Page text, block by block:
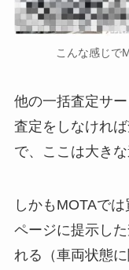
こんな感じで
他の一括査定サ
査定をしなけれ
で、ここは大きな
しかもMOTAで
ページに提示し
れる（車両状態